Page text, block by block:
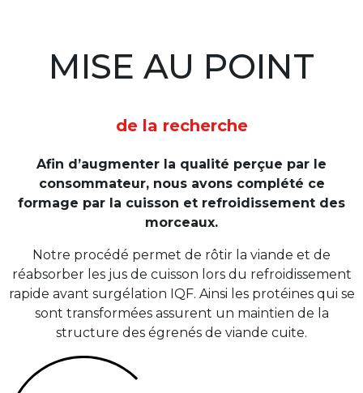
MISE AU POINT
de la recherche
Afin d’augmenter la qualité perçue par le
consommateur, nous avons complété ce
formage par la cuisson et refroidissement des
morceaux.
Notre procédé permet de rôtir la viande et de
réabsorber les jus de cuisson lors du refroidissement
rapide avant surgélation IQF. Ainsi les protéines qui se
sont transformées assurent un maintien de la
structure des égrenés de viande cuite.